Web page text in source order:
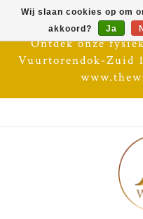
Ontdek onze
Vuurtorendok-Zuid
Wij slaan cookies op om
akkoord?
Ja